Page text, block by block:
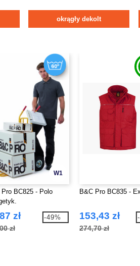
okrągły dekolt
W1
Pro BC825 - Polo
zł
zł
-49%
B&C Pro BC835 -
153,43 zł
274,70 zł